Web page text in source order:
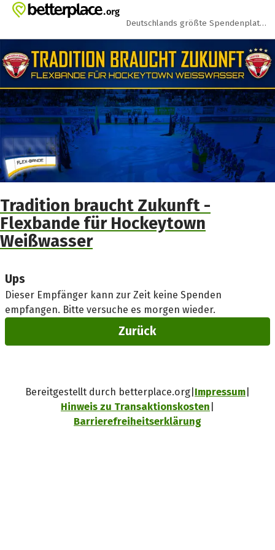
Zum Hauptinhalt springen
Erklärung zur Barrierefreiheit anzeigen
Deutschlands größte Spendenplattform
Tradition braucht Zukunft -
Flexbande für Hockeytown
Weißwasser
Ups
Dieser Empfänger kann zur Zeit keine Spenden
empfangen. Bitte versuche es morgen wieder.
Zurück
Bereitgestellt durch betterplace.org Impressum
Hinweis zu Transaktionskosten
Barrierefreiheitserklärung